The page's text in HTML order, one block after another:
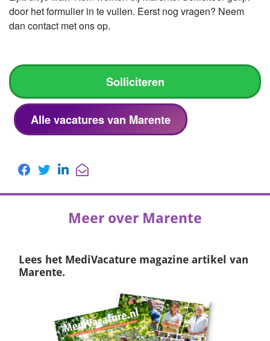
door het formulier in te vullen. Eerst nog vragen? Neem
dan contact met ons op.
Solliciteren
Alle vacatures van Marente
Meer over Marente
Lees het MediVacature magazine artikel van
Marente.